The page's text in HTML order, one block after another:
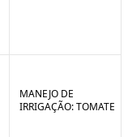
MANEJO DE
IRRIGAÇÃO: TOMATE